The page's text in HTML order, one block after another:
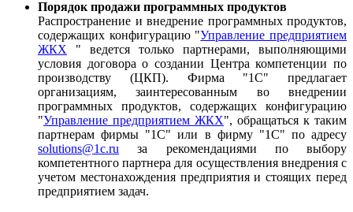
Порядок продажи программных продуктов
Распространение и внедрение программных продуктов,
содержащих конфигурацию "Управление предприятием
ЖКХ " ведется только партнерами, выполняющими
условия договора о создании Центра компетенции по
производству (ЦКП). Фирма "1С" предлагает
организациям, заинтересованным во внедрении
программных продуктов, содержащих конфигурацию
"Управление предприятием ЖКХ", обращаться к таким
партнерам фирмы "1С" или в фирму "1С" по адресу
solutions@1c.ru за рекомендациями по выбору
компетентного партнера для осуществления внедрения с
учетом местонахождения предприятия и стоящих перед
предприятием задач.